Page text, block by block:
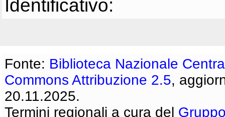
Identificativo:
Fonte: Biblioteca Nazionale
Commons Attribuzione 2.5,
20.11.2025.
Termini regionali a cura del